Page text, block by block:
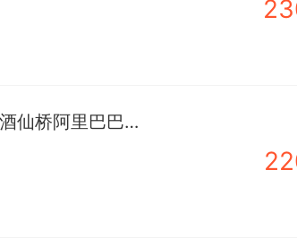
自己卫生间想咋用就咋用！！！临近望京酒仙桥阿里巴巴恒通国际